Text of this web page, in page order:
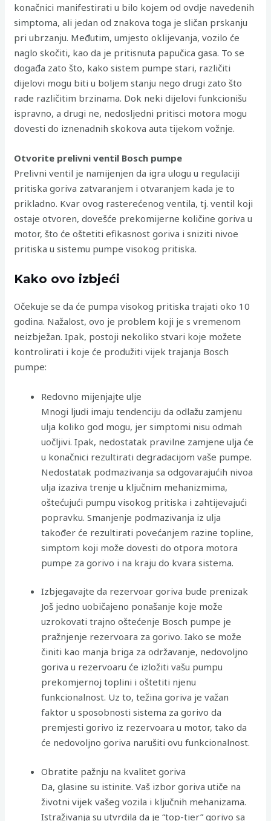
konačnici manifestirati u bilo kojem od ovdje navedenih
simptoma, ali jedan od znakova toga je sličan prskanju
pri ubrzanju. Međutim, umjesto oklijevanja, vozilo će
naglo skočiti, kao da je pritisnuta papučica gasa. To se
događa zato što, kako sistem pumpe stari, različiti
dijelovi mogu biti u boljem stanju nego drugi zato što
rade različitim brzinama. Dok neki dijelovi funkcionišu
ispravno, a drugi ne, nedosljedni pritisci motora mogu
dovesti do iznenadnih skokova auta tijekom vožnje.
Otvorite prelivni ventil Bosch pumpe
Prelivni ventil je namijenjen da igra ulogu u regulaciji
pritiska goriva zatvaranjem i otvaranjem kada je to
prikladno. Kvar ovog rasterećenog ventila, tj. ventil koji
ostaje otvoren, dovešće prekomijerne količine goriva u
motor, što će oštetiti efikasnost goriva i sniziti nivoe
pritiska u sistemu pumpe visokog pritiska.
Kako ovo izbjeći
Očekuje se da će pumpa visokog pritiska trajati oko 10
godina. Nažalost, ovo je problem koji je s vremenom
neizbježan. Ipak, postoji nekoliko stvari koje možete
kontrolirati i koje će produžiti vijek trajanja Bosch
pumpe:
Redovno mijenjajte ulje
Mnogi ljudi imaju tendenciju da odlažu zamjenu
ulja koliko god mogu, jer simptomi nisu odmah
uočljivi. Ipak, nedostatak pravilne zamjene ulja će
u konačnici rezultirati degradacijom vaše pumpe.
Nedostatak podmazivanja sa odgovarajućih nivoa
ulja izaziva trenje u ključnim mehanizmima,
oštećujući pumpu visokog pritiska i zahtijevajući
popravku. Smanjenje podmazivanja iz ulja
također će rezultirati povećanjem razine topline,
simptom koji može dovesti do otpora motora
pumpe za gorivo i na kraju do kvara sistema.
Izbjegavajte da rezervoar goriva bude prenizak
Još jedno uobičajeno ponašanje koje može
uzrokovati trajno oštećenje Bosch pumpe je
pražnjenje rezervoara za gorivo. Iako se može
činiti kao manja briga za održavanje, nedovoljno
goriva u rezervoaru će izložiti vašu pumpu
prekomjernoj toplini i oštetiti njenu
funkcionalnost. Uz to, težina goriva je važan
faktor u sposobnosti sistema za gorivo da
premjesti gorivo iz rezervoara u motor, tako da
će nedovoljno goriva narušiti ovu funkcionalnost.
Obratite pažnju na kvalitet goriva
Da, glasine su istinite. Vaš izbor goriva utiče na
životni vijek vašeg vozila i ključnih mehanizama.
Istraživanja su utvrdila da je “top-tier” gorivo sa